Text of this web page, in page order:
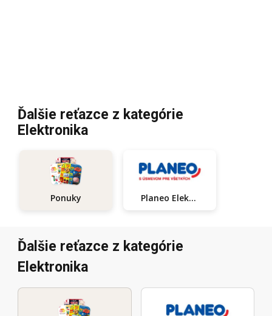
Ďalšie reťazce z kategórie
Elektronika
Ponuky Planeo Elektro
Ďalšie reťazce z kategórie
Elektronika